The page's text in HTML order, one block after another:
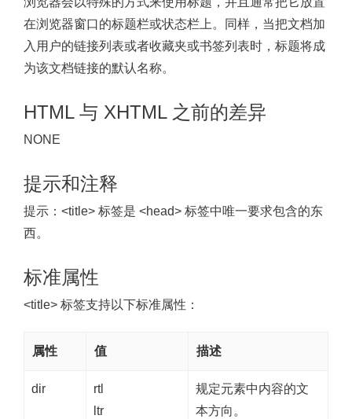
在浏览器窗口的标题栏或状态栏上。同样，当把文档加
入用户的链接列表或者收藏夹或书签列表时，标题将成
为该文档链接的默认名称。
HTML 与 XHTML 之前的差异
NONE
提示和注释
提示： <title> 标签是 <head> 标签中唯一要求包含的东
西。
标准属性
<title> 标签支持以下标准属性：
属性 值 描述
dir
rtl
ltr
规定元素中内容的文
本方向。